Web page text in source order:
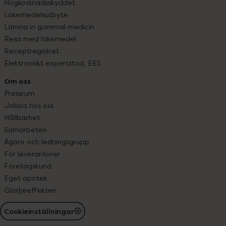
Högkostnadsskyddet
Läkemedelsutbyte
Lämna in gammal medicin
Resa med läkemedel
Receptregistret
Elektroniskt expertstöd, EES
Om oss
Pressrum
Jobba hos oss
Hållbarhet
Samarbeten
Ägare och ledningsgrupp
För leverantörer
Företagskund
Eget apotek
Glädjeeffekten
Cookieinställningar